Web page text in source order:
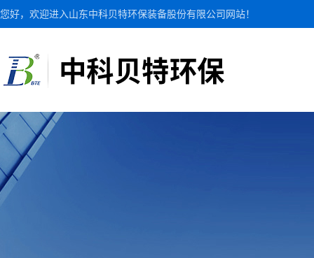
您好，欢迎进入山东中科贝特环保装备股份有限公司网站！